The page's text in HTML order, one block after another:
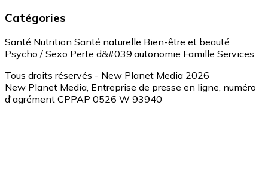
Catégories
Santé Nutrition Santé naturelle Bien-être et beauté
Psycho / Sexo Perte d&#039;autonomie Famille Services
Tous droits réservés - New Planet Media 2026
New Planet Media, Entreprise de presse en ligne, numéro
d'agrément CPPAP 0526 W 93940